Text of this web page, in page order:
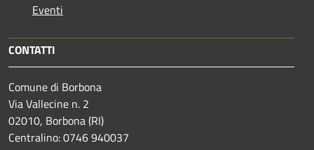
Eventi
CONTATTI
Comune di Borbona
Via Vallecine n. 2
02010, Borbona (RI)
Centralino: 0746 940037